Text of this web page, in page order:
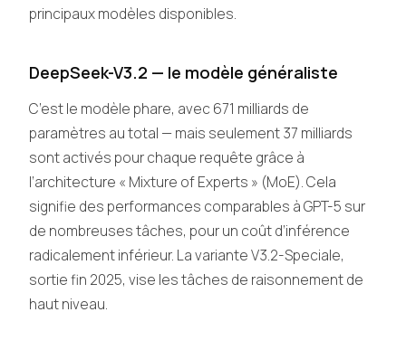
principaux modèles disponibles.
DeepSeek-V3.2 — le modèle généraliste
C’est le modèle phare, avec 671 milliards de
paramètres au total — mais seulement 37 milliards
sont activés pour chaque requête grâce à
l’architecture « Mixture of Experts » (MoE). Cela
signifie des performances comparables à GPT-5 sur
de nombreuses tâches, pour un coût d’inférence
radicalement inférieur. La variante V3.2-Speciale,
sortie fin 2025, vise les tâches de raisonnement de
haut niveau.